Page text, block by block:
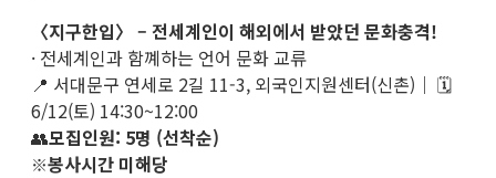
〈지구한입〉 – 전세계인이 해외에서 받았던 문화충격!
· 전세계인과 함꼐하는 언어 문화 교류
📍 서대문구 연세로 2길 11-3, 외국인지원센터(신촌)｜ 🗓
6/12(토) 14:30~12:00
👥모집인원: 5명 (선착순)
※봉사시간 미해당